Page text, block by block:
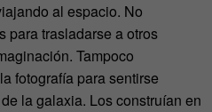
al espacio. No
para trasladarse a otros
Tampoco
fotografía para sentirse
la galaxia. Los construían en